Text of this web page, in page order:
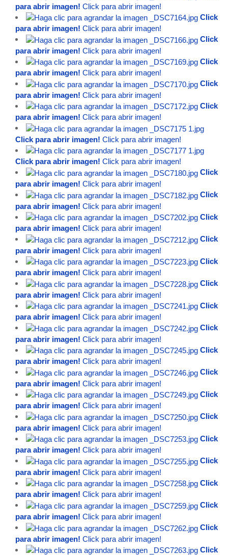
para abrir imagen! Click para abrir imagen!
Click
para abrir imagen! Click para abrir imagen!
Click
para abrir imagen! Click para abrir imagen!
Click
para abrir imagen! Click para abrir imagen!
Click
para abrir imagen! Click para abrir imagen!
Click
para abrir imagen! Click para abrir imagen!
Click para abrir imagen! Click para abrir imagen!
Click para abrir imagen! Click para abrir imagen!
Click
para abrir imagen! Click para abrir imagen!
Click
para abrir imagen! Click para abrir imagen!
Click
para abrir imagen! Click para abrir imagen!
Click
para abrir imagen! Click para abrir imagen!
Click
para abrir imagen! Click para abrir imagen!
Click
para abrir imagen! Click para abrir imagen!
Click
para abrir imagen! Click para abrir imagen!
Click
para abrir imagen! Click para abrir imagen!
Click
para abrir imagen! Click para abrir imagen!
Click
para abrir imagen! Click para abrir imagen!
Click
para abrir imagen! Click para abrir imagen!
Click
para abrir imagen! Click para abrir imagen!
Click
para abrir imagen! Click para abrir imagen!
Click
para abrir imagen! Click para abrir imagen!
Click
para abrir imagen! Click para abrir imagen!
Click
para abrir imagen! Click para abrir imagen!
Click
para abrir imagen! Click para abrir imagen!
Click